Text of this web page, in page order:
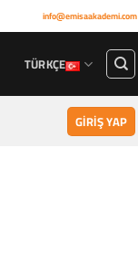
info@emisaakademi.com
TÜRKÇE
GIRIŞ YAP